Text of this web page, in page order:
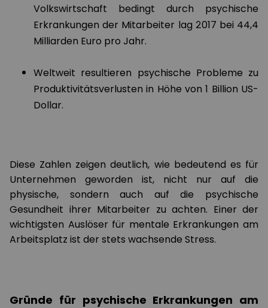
Volkswirtschaft bedingt durch psychische
Erkrankungen der Mitarbeiter lag 2017 bei 44,4
Milliarden Euro pro Jahr.
Weltweit resultieren psychische Probleme zu
Produktivitätsverlusten in Höhe von 1 Billion US-
Dollar.
Diese Zahlen zeigen deutlich, wie bedeutend es für
Unternehmen geworden ist, nicht nur auf die
physische, sondern auch auf die psychische
Gesundheit ihrer Mitarbeiter zu achten. Einer der
wichtigsten Auslöser für mentale Erkrankungen am
Arbeitsplatz ist der stets wachsende Stress.
Gründe für psychische Erkrankungen am